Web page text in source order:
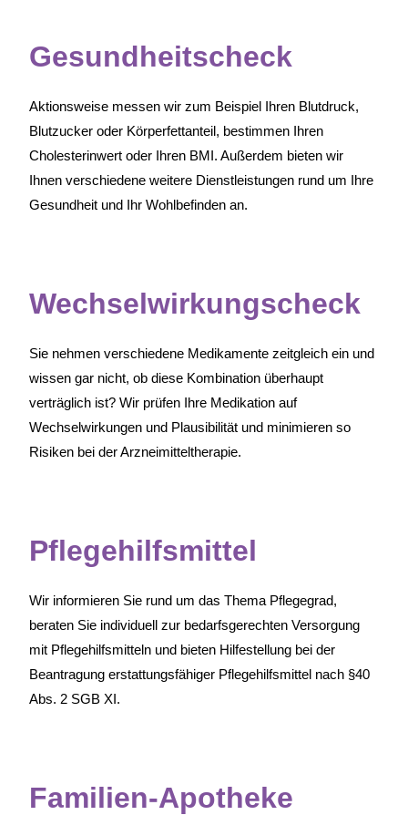
Gesundheitscheck
Aktionsweise messen wir zum Beispiel Ihren Blutdruck,
Blutzucker oder Körperfettanteil, bestimmen Ihren
Cholesterinwert oder Ihren BMI. Außerdem bieten wir
Ihnen verschiedene weitere Dienstleistungen rund um Ihre
Gesundheit und Ihr Wohlbefinden an.
Wechselwirkungscheck
Sie nehmen verschiedene Medikamente zeitgleich ein und
wissen gar nicht, ob diese Kombination überhaupt
verträglich ist? Wir prüfen Ihre Medikation auf
Wechselwirkungen und Plausibilität und minimieren so
Risiken bei der Arzneimitteltherapie.
Pflegehilfsmittel
Wir informieren Sie rund um das Thema Pflegegrad,
beraten Sie individuell zur bedarfsgerechten Versorgung
mit Pflegehilfsmitteln und bieten Hilfestellung bei der
Beantragung erstattungsfähiger Pflegehilfsmittel nach §40
Abs. 2 SGB XI.
Familien-Apotheke